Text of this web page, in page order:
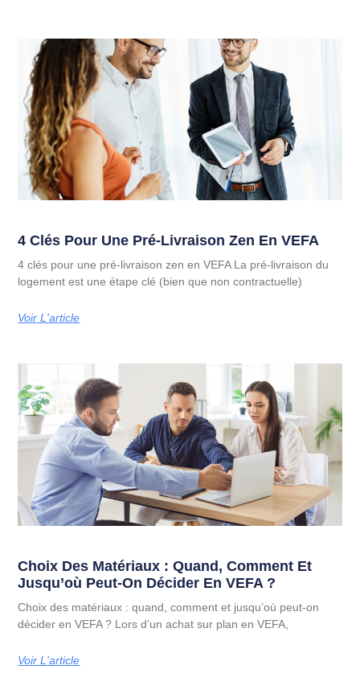
4 Clés Pour Une Pré-Livraison Zen En VEFA
4 clés pour une pré-livraison zen en VEFA La pré-livraison du
logement est une étape clé (bien que non contractuelle)
Voir L'article
Choix Des Matériaux : Quand, Comment Et
Jusqu’où Peut-On Décider En VEFA ?
Choix des matériaux : quand, comment et jusqu’où peut-on
décider en VEFA ? Lors d’un achat sur plan en VEFA,
Voir L'article